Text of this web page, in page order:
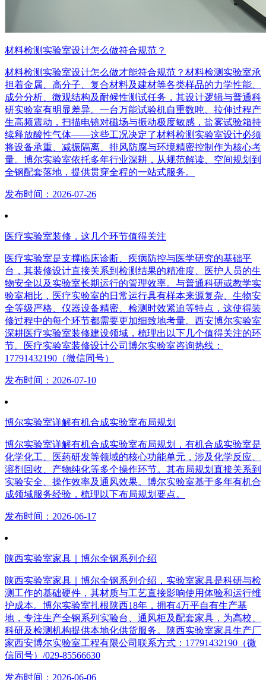
材料检测实验室设计怎么做符合规范？
材料检测实验室设计怎么做才能符合规范？材料检测实验室承
担着金属、高分子、复合材料及建材等各类样品的力学性能、
成分分析、微观结构及耐候性测试任务，其设计逻辑与普通科
研实验室有明显差异。一台万能试验机自重数吨、拉伸过程产
生高频震动，扫描电镜对磁场与振动极度敏感，盐雾试验箱持
续释放酸性气体——这些工况决定了材料检测实验室设计必须
将设备承重、减振隔离、排风防腐与环境精密控制作为核心考
量。博尔实验室依托多年行业深耕，从规范解读、空间规划到
全钢配套落地，提供贯穿全程的一站式服务。
发布时间：2026-07-26
医疗实验室装修，这几个环节值得关注
医疗实验室是支撑临床诊断、疾病防控与医学研究的基础平
台，其装修设计直接关系到检测结果的精准度、医护人员的生
物安全以及实验室长期运行的管理效率。与普通科研或教学实
验室相比，医疗实验室的日常运行具有样本来源复杂、生物安
全等级严格、仪器设备精密、检测时效紧迫等特点，这使得装
修过程中的每个环节都需要更加细致地考量。西安博尔实验室
深耕医疗实验室装修建设领域，梳理出以下几个值得关注的环
节。医疗实验室装修设计公司博尔实验室咨询热线：
17791432190（微信同号）
发布时间：2026-07-10
博尔实验室详解有机合成实验室布局规划
博尔实验室详解有机合成实验室布局规划，有机合成实验室是
化学化工、医药研发等领域的核心功能单元，涉及化学反应、
溶剂回收、产物纯化等多个操作环节。其布局规划直接关系到
实验安全、操作效率及通风效果。博尔实验室基于多年有机合
成领域服务经验，梳理以下布局规划要点。
发布时间：2026-06-17
陕西实验室家具｜博尔全钢系列介绍
陕西实验室家具｜博尔全钢系列介绍，实验室家具是科研与检
测工作的基础硬件，其材质与工艺直接影响使用体验和运行维
护成本。博尔实验室扎根陕西18年，拥有4万平自有生产基
地，专注生产全钢系列实验台、通风柜及配套家具，为高校、
科研及检测机构提供本地化供货服务。陕西实验室家具生产厂
家西安博尔实验室工程有限公司联系方式：17791432190（微
信同号）/029-85566630
发布时间：2026-06-06